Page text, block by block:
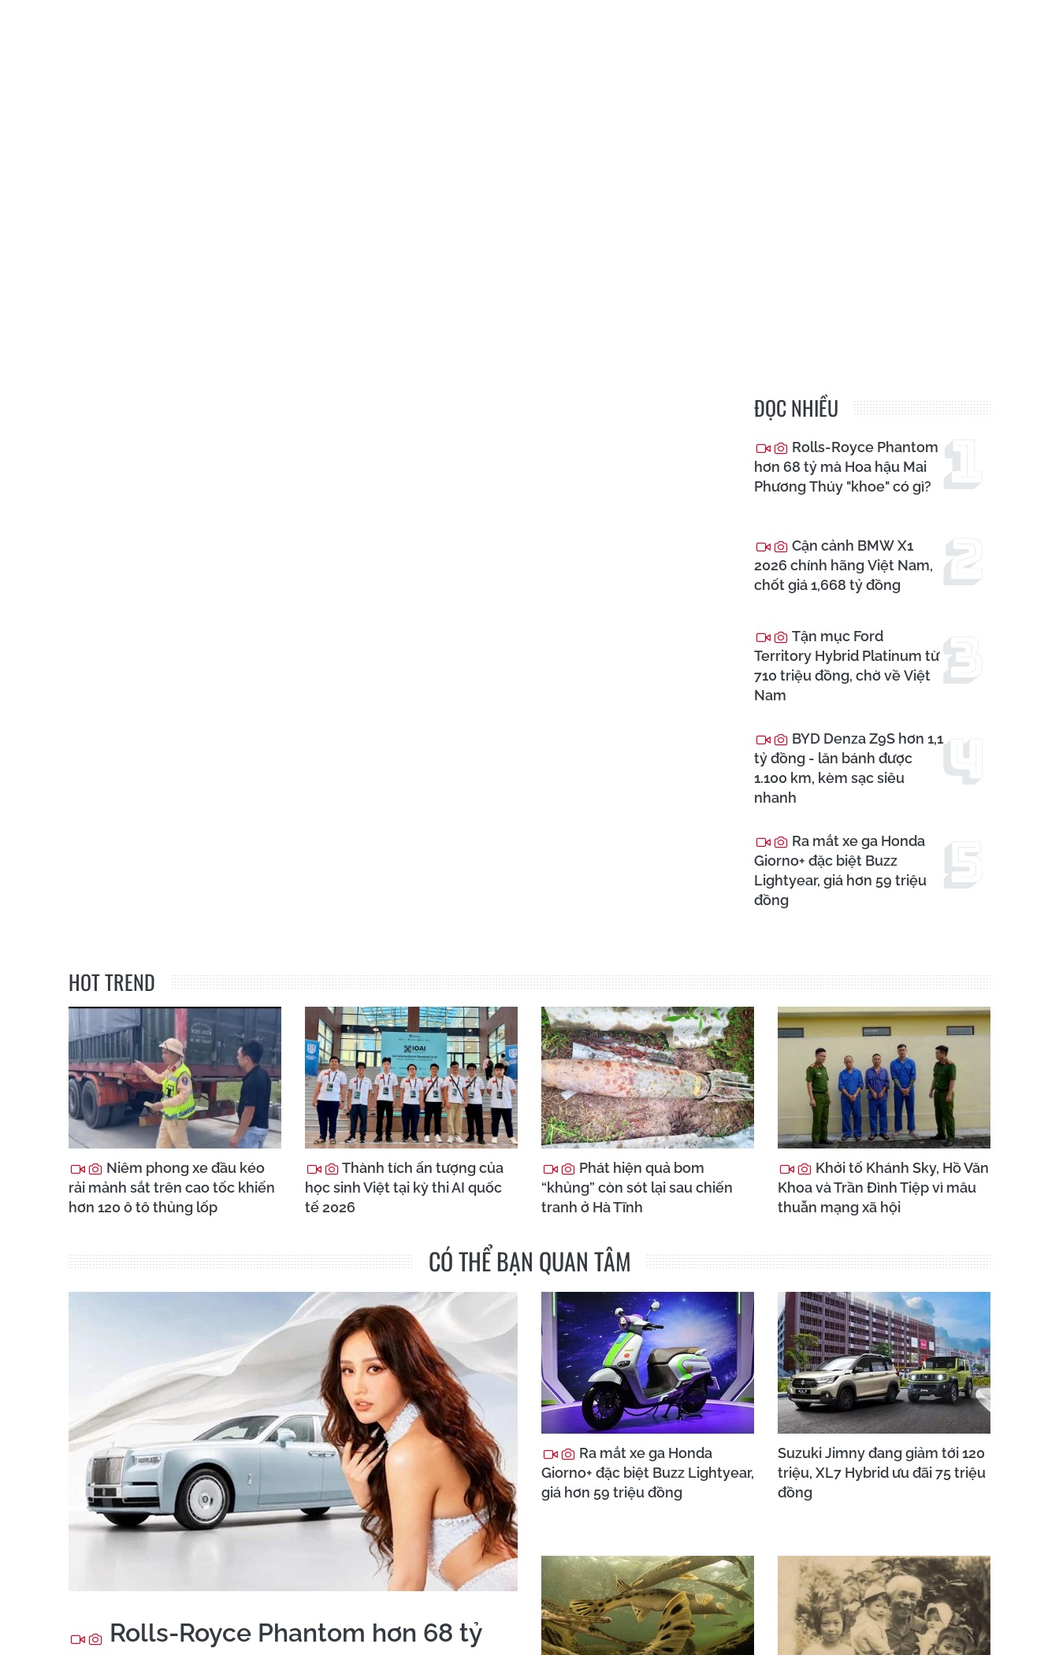
ĐỌC NHIỀU
Rolls-Royce Phantom
hơn 68 tỷ mà Hoa hậu Mai
Phương Thúy "khoe" có gì?
Cận cảnh BMW X1
2026 chính hãng Việt Nam,
chốt giá 1,668 tỷ đồng
Tận mục Ford
Territory Hybrid Platinum từ
710 triệu đồng, chờ về Việt
Nam
BYD Denza Z9S hơn 1,1
tỷ đồng - lăn bánh được
1.100 km, kèm sạc siêu
nhanh
Ra mắt xe ga Honda
Giorno+ đặc biệt Buzz
Lightyear, giá hơn 59 triệu
đồng
HOT TREND
Niêm phong xe đầu kéo
rải mảnh sắt trên cao tốc khiến
hơn 120 ô tô thủng lốp
Thành tích ấn tượng của
học sinh Việt tại kỳ thi AI quốc
tế 2026
Phát hiện quả bom
“khủng” còn sót lại sau chiến
tranh ở Hà Tĩnh
Khởi tố Khánh Sky, Hồ Văn
Khoa và Trần Đình Tiệp vì mâu
thuẫn mạng xã hội
CÓ THỂ BẠN QUAN TÂM
Rolls-Royce Phantom hơn 68 tỷ
Ra mắt xe ga Honda
Giorno+ đặc biệt Buzz Lightyear,
giá hơn 59 triệu đồng
Suzuki Jimny đang giảm tới 120
triệu, XL7 Hybrid ưu đãi 75 triệu
đồng